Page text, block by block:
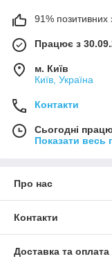
91% позитивних
Працює з
м. Київ
Київ, Україна
Контакти
Сьогодні
Показати весь
Про нас
Контакти
Доставка та оплата